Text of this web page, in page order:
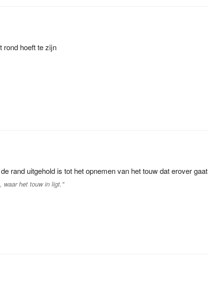
rond hoeft te zijn
rand uitgehold is tot het opnemen van het touw dat erover gaat
waar het touw in ligt."